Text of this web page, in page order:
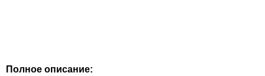
Полное описание: